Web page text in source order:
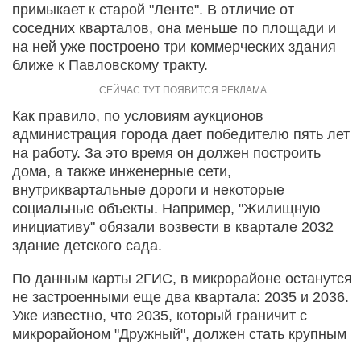
примыкает к старой "Ленте". В отличие от
соседних кварталов, она меньше по площади и
на ней уже построено три коммерческих здания
ближе к Павловскому тракту.
Как правило, по условиям аукционов
администрация города дает победителю пять лет
на работу. За это время он должен построить
дома, а также инженерные сети,
внутриквартальные дороги и некоторые
социальные объекты. Например, "Жилищную
инициативу" обязали возвести в квартале 2032
здание детского сада.
По данным карты 2ГИС, в микрорайоне останутся
не застроенными еще два квартала: 2035 и 2036.
Уже известно, что 2035, который граничит с
микрорайоном "Дружный", должен стать крупным